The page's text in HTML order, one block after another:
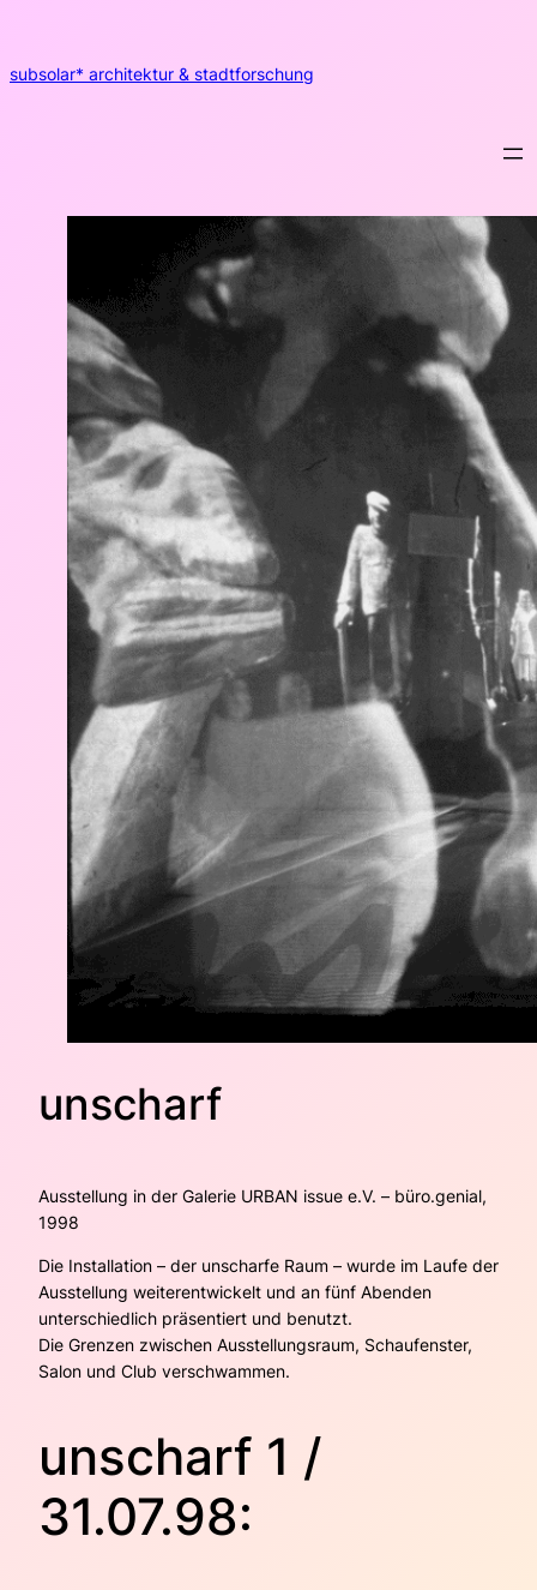
springen
subsolar* architektur & stadtforschung
unscharf
Ausstellung in der Galerie URBAN issue e.V. – büro.genial,
1998
Die Installation – der unscharfe Raum – wurde im Laufe der
Ausstellung weiterentwickelt und an fünf Abenden
unterschiedlich präsentiert und benutzt.
Die Grenzen zwischen Ausstellungsraum, Schaufenster,
Salon und Club verschwammen.
unscharf 1 /
31.07.98: